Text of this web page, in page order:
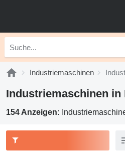
Industriemaschinen
Industriemaschinen in
154 Anzeigen: